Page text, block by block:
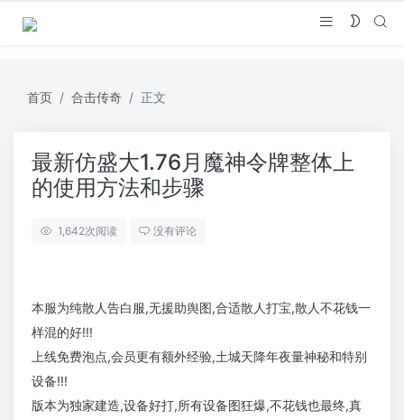
首页 合击传奇 正文
最新仿盛大1.76月魔神令牌整体上
的使用方法和步骤
1,642次阅读 没有评论
本服为纯散人告白服,无援助舆图,合适散人打宝,散人不花钱一
样混的好!!!
上线免费泡点,会员更有额外经验,土城天降年夜量神秘和特别
设备!!!
版本为独家建造,设备好打,所有设备图狂爆,不花钱也最终,真